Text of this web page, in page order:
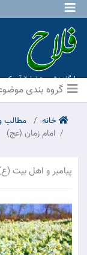
پایگاه نشر و تبلیغ قرآن
عترت منهاج عشق آباد ]
خانه مطالب
امام زمان (عج)
پیامبر و اهل بیت